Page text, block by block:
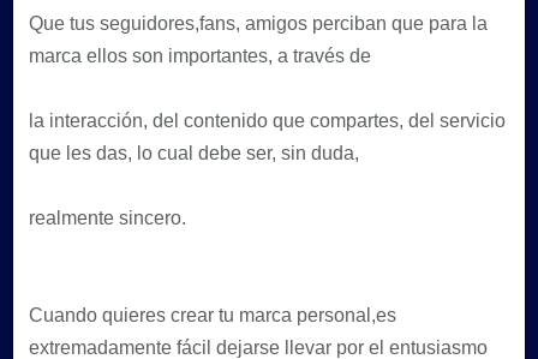
Que tus seguidores,fans, amigos perciban que para la
marca ellos son importantes, a través de
la interacción, del contenido que compartes, del servicio
que les das, lo cual debe ser, sin duda,
realmente sincero.
Cuando quieres crear tu marca personal,es
extremadamente fácil dejarse llevar por el entusiasmo